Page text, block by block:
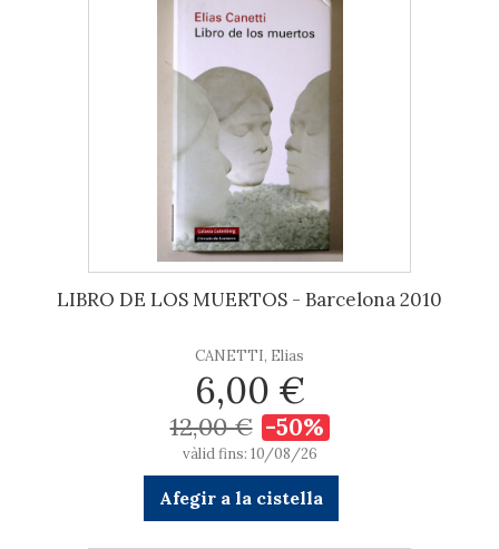
LIBRO DE LOS MUERTOS - Barcelona 2010
CANETTI, Elias
6,00 €
12,00 € -50%
vàlid fins: 10/08/26
Afegir a la cistella